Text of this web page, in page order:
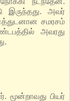
இருந்தது. அவர்
சமரசம்
அவரது
மூன்றாவது பியர்